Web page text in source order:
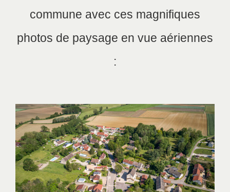
commune avec ces magnifiques
photos de paysage en vue aériennes
: